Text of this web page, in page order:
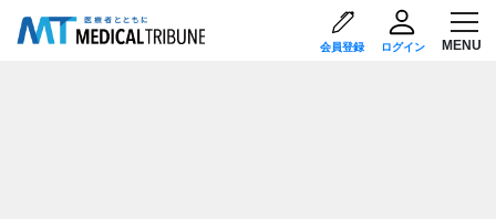
会員登録 ログイン